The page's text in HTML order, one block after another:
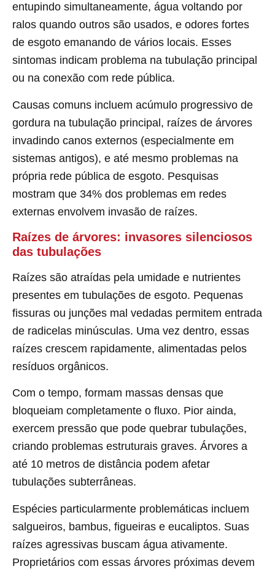
entupindo simultaneamente, água voltando por
ralos quando outros são usados, e odores fortes
de esgoto emanando de vários locais. Esses
sintomas indicam problema na tubulação principal
ou na conexão com rede pública.
Causas comuns incluem acúmulo progressivo de
gordura na tubulação principal, raízes de árvores
invadindo canos externos (especialmente em
sistemas antigos), e até mesmo problemas na
própria rede pública de esgoto. Pesquisas
mostram que 34% dos problemas em redes
externas envolvem invasão de raízes.
Raízes de árvores: invasores silenciosos
das tubulações
Raízes são atraídas pela umidade e nutrientes
presentes em tubulações de esgoto. Pequenas
fissuras ou junções mal vedadas permitem entrada
de radicelas minúsculas. Uma vez dentro, essas
raízes crescem rapidamente, alimentadas pelos
resíduos orgânicos.
Com o tempo, formam massas densas que
bloqueiam completamente o fluxo. Pior ainda,
exercem pressão que pode quebrar tubulações,
criando problemas estruturais graves. Árvores a
até 10 metros de distância podem afetar
tubulações subterrâneas.
Espécies particularmente problemáticas incluem
salgueiros, bambus, figueiras e eucaliptos. Suas
raízes agressivas buscam água ativamente.
Proprietários com essas árvores próximas devem